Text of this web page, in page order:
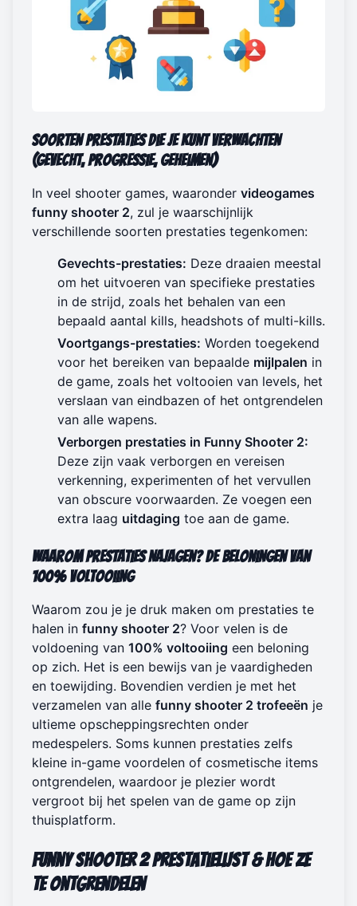
Soorten Prestaties die je Kunt Verwachten
(Gevecht, Progressie, Geheimen)
In veel shooter games, waaronder videogames
funny shooter 2, zul je waarschijnlijk
verschillende soorten prestaties tegenkomen:
Gevechts-prestaties: Deze draaien meestal
om het uitvoeren van specifieke prestaties
in de strijd, zoals het behalen van een
bepaald aantal kills, headshots of multi-kills.
Voortgangs-prestaties: Worden toegekend
voor het bereiken van bepaalde mijlpalen in
de game, zoals het voltooien van levels, het
verslaan van eindbazen of het ontgrendelen
van alle wapens.
Verborgen prestaties in Funny Shooter 2:
Deze zijn vaak verborgen en vereisen
verkenning, experimenten of het vervullen
van obscure voorwaarden. Ze voegen een
extra laag uitdaging toe aan de game.
Waarom Prestaties Najagen? De Beloningen van
100% Voltooiing
Waarom zou je je druk maken om prestaties te
halen in funny shooter 2? Voor velen is de
voldoening van 100% voltooiing een beloning
op zich. Het is een bewijs van je vaardigheden
en toewijding. Bovendien verdien je met het
verzamelen van alle funny shooter 2 trofeeën je
ultieme opscheppingsrechten onder
medespelers. Soms kunnen prestaties zelfs
kleine in-game voordelen of cosmetische items
ontgrendelen, waardoor je plezier wordt
vergroot bij het spelen van de game op zijn
thuisplatform.
Funny Shooter 2 Prestatielijst & Hoe Ze
te Ontgrendelen